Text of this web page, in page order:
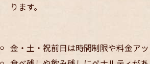
ります。
金・土・祝前日は時間制限や料金ア